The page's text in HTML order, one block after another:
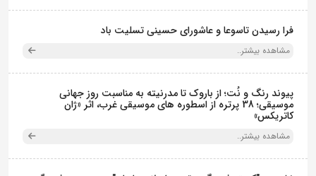
فرا رسیدن تاسوعا و عاشورای حسینی تسلیت باد
مشاهده بیشتر..
پیوند رنگ و نُت؛ از باروک تا مدرنیته به مناسبت روز جهانی
موسیقی؛ 38 پرتره از اسطوره های موسیقی غرب، اثر «ژان
کاتریکس»
مشاهده بیشتر..